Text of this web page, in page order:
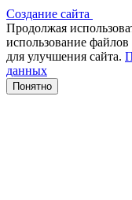
Создание сайта
Продолжая
использование
для улучшения сайта.
данных
Понятно